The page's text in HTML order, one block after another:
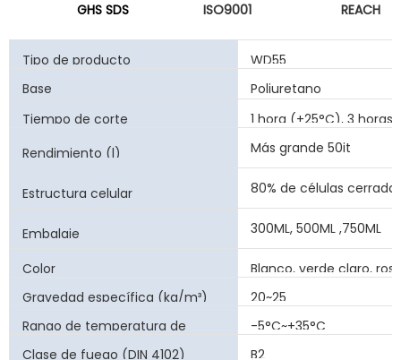
GHS SDS ISO9001 REACH
Tipo de producto
WD55
Base
Poliuretano
Tiempo de corte
1 hora (+25°C), 3 horas
Rendimiento (l)
Más grande 50it
Estructura celular 80% de células
Embalaje 300ML, 500ML ,750ML
Color
Blanco, verde claro,
Gravedad específica (kg/m³)
20~25
Rango de temperatura de
aplicación
-5°C~+35°C
Clase de fuego (DIN 4102)
B2